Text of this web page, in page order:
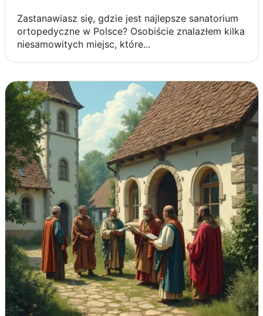
Zastanawiasz się, gdzie jest najlepsze sanatorium
ortopedyczne w Polsce? Osobiście znalazłem kilka
niesamowitych miejsc, które...